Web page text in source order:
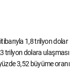
1,8 trilyon dolar
trilyon dolara ulaşması
3,52 büyüme oranı